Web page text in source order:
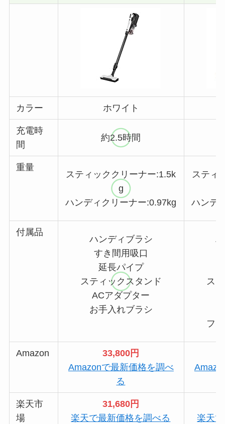
カラー ホワイト
充電時
間
約2.5時間
重量
スティッククリーナー:1.5k
g
ハンディクリーナー:0.97kg
スティ
ハンデ
付属品
ハンディブラシ
すき間用吸口
延長パイプ
スティックスタンド
ACアダプター
お手入れブラシ
ス
フ
Amazon
33,800円
Amazonで最新価格を調べ
る
楽天市
場
31,680円
楽天で最新価格を調べる
楽天